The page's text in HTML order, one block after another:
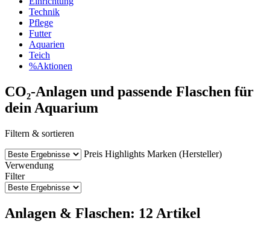
Technik
Pflege
Futter
Aquarien
Teich
%Aktionen
CO₂-Anlagen und passende Flaschen für
dein Aquarium
Filtern & sortieren
Preis Highlights Marken (Hersteller)
Verwendung
Filter
Anlagen & Flaschen: 12 Artikel